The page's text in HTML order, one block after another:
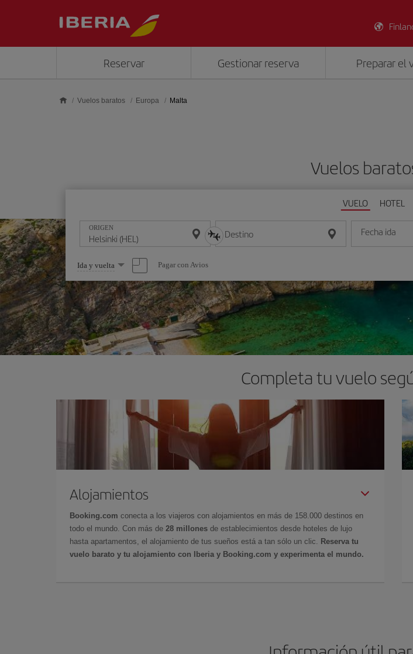
Reservar Gestionar reserva Preparar el
Vuelos baratos Europa Malta
Vuelos
VUELO HOTEL
ORIGEN Destino Fecha ida
Introduce la
Seleccione
una
opción
Ida y vuelta Pagar con Avios
Completa tu vuelo
Alojamientos
Booking.com conecta a los viajeros con alojamientos en más de 158.000 destinos en
todo el mundo. Con más de 28 millones de establecimientos desde hoteles de lujo
hasta apartamentos, el alojamiento de tus sueños está a tan sólo un clic.
Reserva tu
vuelo barato y tu alojamiento con Iberia y Booking.com y experimenta el mundo.